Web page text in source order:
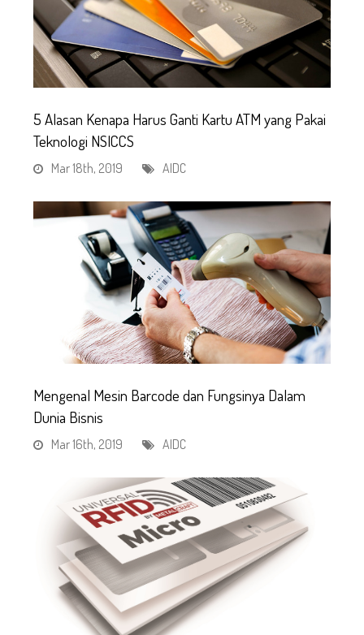
5 Alasan Kenapa Harus Ganti Kartu ATM yang Pakai
Teknologi NSICCS
Mar 18th, 2019 AIDC
Mengenal Mesin Barcode dan Fungsinya Dalam
Dunia Bisnis
Mar 16th, 2019 AIDC